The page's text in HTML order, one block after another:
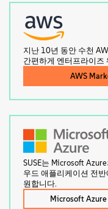
지난 10년 동안 수천
간편하게 엔터프라이즈
AWS
SUSE는 Microsoft
우드 애플리케이션 전
원합니다.
Microsoft Azure